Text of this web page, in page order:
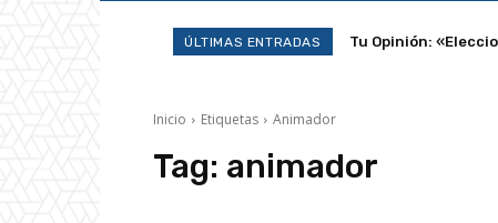
ÚLTIMAS ENTRADAS Tu Opinión:
Inicio Etiquetas Animador
Tag: animador